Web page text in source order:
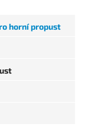
horní propust